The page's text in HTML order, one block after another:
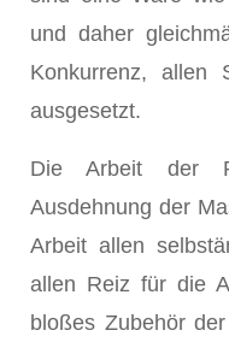
und daher
Konkurrenz, allen
ausgesetzt.
Die Arbeit der
Ausdehnung der
Arbeit allen
allen Reiz für die
bloßes Zubehör